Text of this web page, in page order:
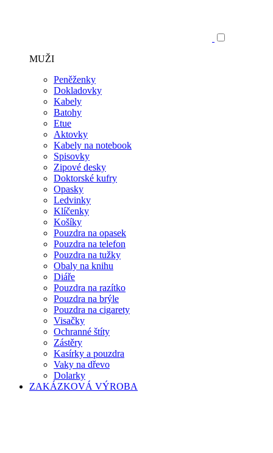
MUŽI
Peněženky
Dokladovky
Kabely
Batohy
Etue
Aktovky
Kabely na notebook
Spisovky
Zipové desky
Doktorské kufry
Opasky
Ledvinky
Klíčenky
Košíky
Pouzdra na opasek
Pouzdra na telefon
Pouzdra na tužky
Obaly na knihu
Diáře
Pouzdra na razítko
Pouzdra na brýle
Pouzdra na cigarety
Visačky
Ochranné štíty
Zástěry
Kasírky a pouzdra
Vaky na dřevo
Dolarky
ZAKÁZKOVÁ VÝROBA